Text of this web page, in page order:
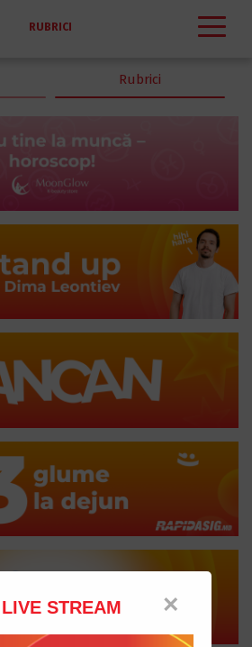
RUBRICI
×
LIVE STREAM
Rubrici